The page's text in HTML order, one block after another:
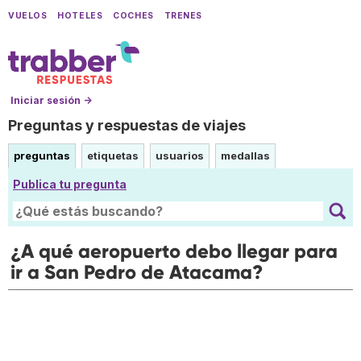
VUELOS HOTELES COCHES TRENES
Iniciar sesión →
Preguntas y respuestas de viajes
preguntas etiquetas usuarios medallas
Publica tu pregunta
¿A qué aeropuerto debo llegar para
ir a San Pedro de Atacama?